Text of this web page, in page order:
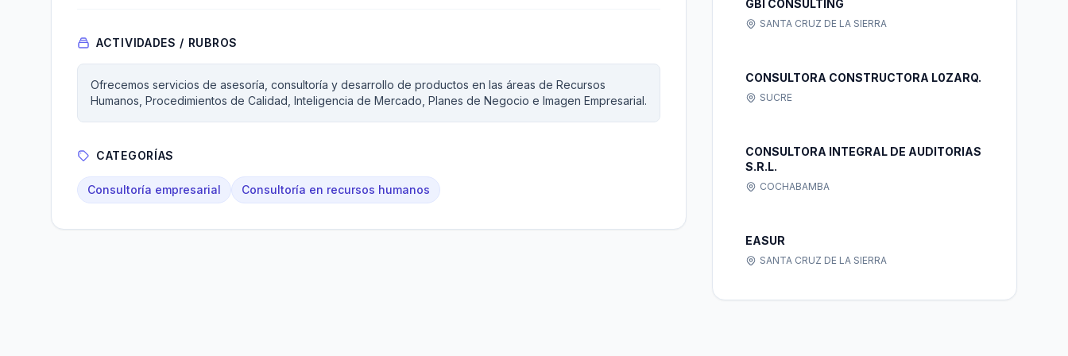
ACTIVIDADES / RUBROS
Ofrecemos servicios de asesoría, consultoría y desarrollo de productos en las áreas de Recursos
Humanos, Procedimientos de Calidad, Inteligencia de Mercado, Planes de Negocio e Imagen Empresarial.
CATEGORÍAS
Consultoría empresarial Consultoría en recursos humanos
GBI CONSULTING
SANTA CRUZ DE LA SIERRA
CONSULTORA CONSTRUCTORA L0ZARQ.
SUCRE
CONSULTORA INTEGRAL DE AUDITORIAS
S.R.L.
COCHABAMBA
EASUR
SANTA CRUZ DE LA SIERRA